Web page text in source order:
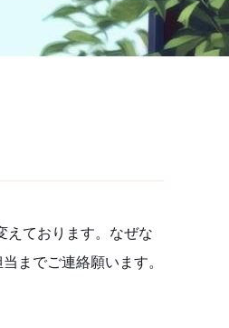
えております。なぜな
までご連絡願います。